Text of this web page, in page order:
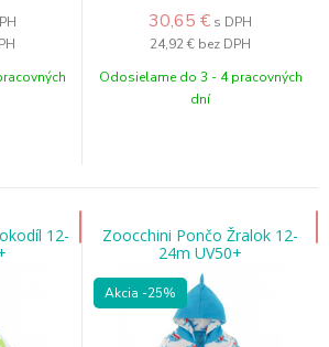
30,65 € s DPH
24,92 € bez DPH
Odosielame do 3 - 4 pracovných
dní
12-
Zoocchini Pončo Žralok 12-
24m UV50+
Akcia -25%